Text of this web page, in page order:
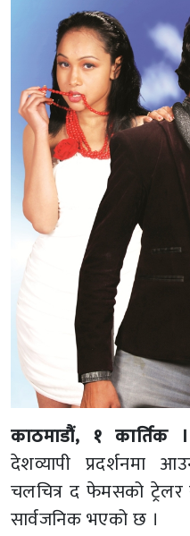
काठमाडौं, १ कार्तिक ।
देशव्यापी प्रदर्शनमा
चलचित्र द फेमसको ट्रेलर
सार्वजनिक भएको छ ।